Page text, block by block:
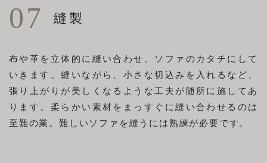
07 縫製
布や革を立体的に縫い合わせ、ソファのカタチにして
いきます。縫いながら、小さな切込みを入れるなど、
張り上がりが美しくなるような工夫が随所に施してあ
ります。柔らかい素材をまっすぐに縫い合わせるのは
至難の業。難しいソファを縫うには熟練が必要です。